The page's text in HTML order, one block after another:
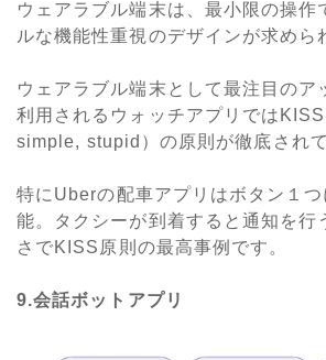
ウェアラブル端末は、最小限の操作
ルな機能性重視のデザインが求めら
ウェアラブル端末として最注目のア
利用されるウォッチアプリでは
simple, stupid）の原則が徹底されて
特にUberの配車アプリはボタン１
能。タクシーが到着すると通知を行
さでKISS原則の最高事例です。
9.会話ボットアプリ